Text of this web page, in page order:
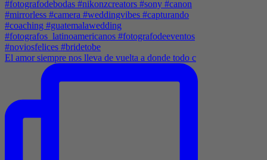
El amor siempre nos lleva de vuelta a donde todo c